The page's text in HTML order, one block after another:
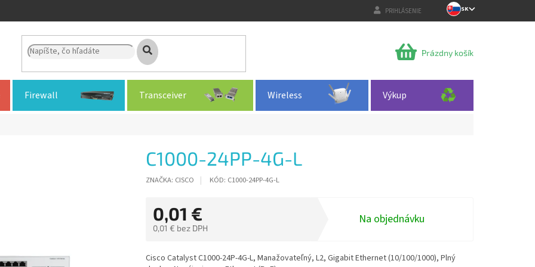
PRIHLÁSENIE SK
NÁKUPNÝ
Prázdny košík
Firewall Transceiver Wireless Výkup
C1000-24PP-4G-L
ZNAČKA: CISCO KÓD: C1000-24PP-4G-L
0,01 €
0,01 € bez DPH
cena:
Na objednávku
Cisco Catalyst C1000-24P-4G-L, Manažovateľný, L2, Gigabit Ethernet (10/100/1000), Plný